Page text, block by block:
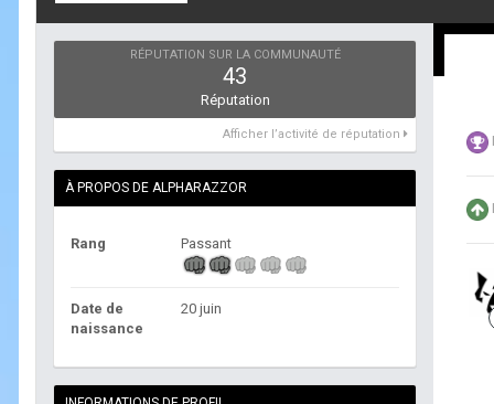
RÉPUTATION SUR LA COMMUNAUTÉ
43
Réputation
Afficher l’activité de réputation
À PROPOS DE ALPHARAZZOR
Rang Passant
Date de
naissance
20 juin